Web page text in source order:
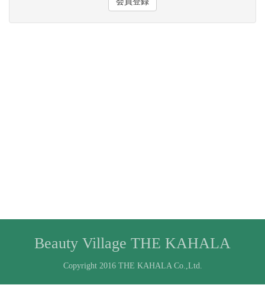
Beauty Village THE KAHALA
Copyright 2016 THE KAHALA Co.,Ltd.